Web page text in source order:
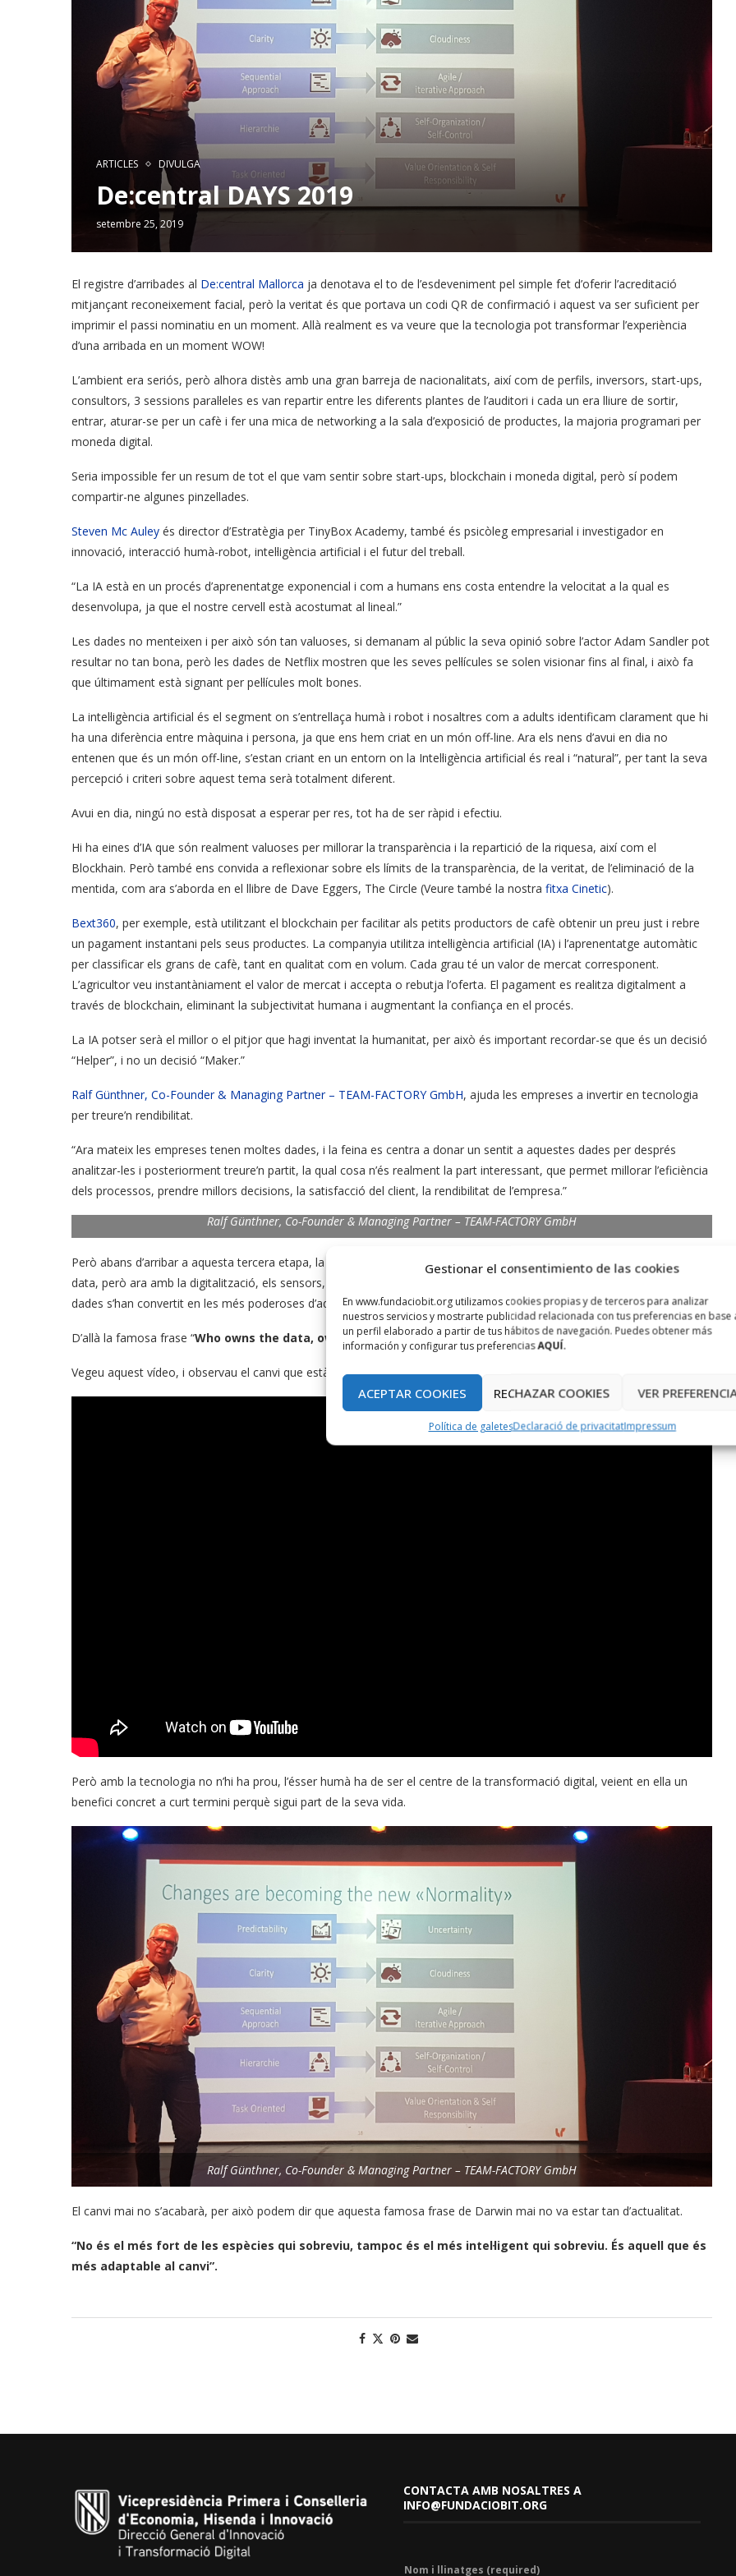
Gestionar el consentimiento de las cookies
En www.fundaciobit.org utilizamos cookies propias y de terceros para analizar
nuestros servicios y mostrarte publicidad relacionada con tus preferencias en base
un perfil elaborado a partir de tus hábitos de navegación. Puedes obtener más
información y configurar tus preferenciasAQUÍ.
ACEPTAR COOKIES RECHAZAR COOKIES VER
Política de galetesDeclaració de privacitatImpressum
ARTICLES DIVULGA
De:central DAYS 2019
setembre 25, 2019
El registre d’arribades al De:central Mallorca ja denotava el to de l’esdeveniment pel simple fet d’oferir l’acreditació
mitjançant reconeixement facial, però la veritat és que portava un codi QR de confirmació i aquest va ser suficient per
imprimir el passi nominatiu en un moment. Allà realment es va veure que la tecnologia pot transformar l’experiència
d’una arribada en un moment WOW!
L’ambient era seriós, però alhora distès amb una gran barreja de nacionalitats, així com de perfils, inversors, start-ups,
consultors, 3 sessions paral·leles es van repartir entre les diferents plantes de l’auditori i cada un era lliure de sortir,
entrar, aturar-se per un cafè i fer una mica de networking a la sala d’exposició de productes, la majoria programari per
moneda digital.
Seria impossible fer un resum de tot el que vam sentir sobre start-ups, blockchain i moneda digital, però sí podem
compartir-ne algunes pinzellades.
Steven Mc Auley és director d’Estratègia per TinyBox Academy, també és psicòleg empresarial i investigador en
innovació, interacció humà-robot, intel·ligència artificial i el futur del treball.
“La IA està en un procés d’aprenentatge exponencial i com a humans ens costa entendre la velocitat a la qual es
desenvolupa, ja que el nostre cervell està acostumat al lineal.”
Les dades no menteixen i per això són tan valuoses, si demanam al públic la seva opinió sobre l’actor Adam Sandler pot
resultar no tan bona, però les dades de Netflix mostren que les seves pel·lícules se solen visionar fins al final, i això fa
que últimament està signant per pel·lícules molt bones.
La intel·ligència artificial és el segment on s’entrellaça humà i robot i nosaltres com a adults identificam clarament que hi
ha una diferència entre màquina i persona, ja que ens hem criat en un món off-line. Ara els nens d’avui en dia no
entenen que és un món off-line, s’estan criant en un entorn on la Intel·ligència artificial és real i “natural”, per tant la seva
percepció i criteri sobre aquest tema serà totalment diferent.
Avui en dia, ningú no està disposat a esperar per res, tot ha de ser ràpid i efectiu.
Hi ha eines d’IA que són realment valuoses per millorar la transparència i la repartició de la riquesa, així com el
Blockhain. Però també ens convida a reflexionar sobre els límits de la transparència, de la veritat, de l’eliminació de la
mentida, com ara s’aborda en el llibre de Dave Eggers, The Circle (Veure també la nostra fitxa Cinetic).
Bext360, per exemple, està utilitzant el blockchain per facilitar als petits productors de cafè obtenir un preu just i rebre
un pagament instantani pels seus productes. La companyia utilitza intel·ligència artificial (IA) i l’aprenentatge automàtic
per classificar els grans de cafè, tant en qualitat com en volum. Cada grau té un valor de mercat corresponent.
L’agricultor veu instantàniament el valor de mercat i accepta o rebutja l’oferta. El pagament es realitza digitalment a
través de blockchain, eliminant la subjectivitat humana i augmentant la confiança en el procés.
La IA potser serà el millor o el pitjor que hagi inventat la humanitat, per això és important recordar-se que és un decisió
“Helper”, i no un decisió “Maker.”
Ralf Günthner, Co-Founder & Managing Partner – TEAM-FACTORY GmbH, ajuda les empreses a invertir en tecnologia
per treure’n rendibilitat.
“Ara mateix les empreses tenen moltes dades, i la feina es centra a donar un sentit a aquestes dades per després
analitzar-les i posteriorment treure’n partit, la qual cosa n’és realment la part interessant, que permet millorar l’eficiència
dels processos, prendre millors decisions, la satisfacció del client, la rendibilitat de l’empresa.”
Ralf Günthner, Co-Founder & Managing Partner – TEAM-FACTORY GmbH
Però abans d’arribar a aquesta tercera etapa, la primera, de recopilació de dades sempre va ser la més tediosa fins a la
data, però ara amb la digitalització, els sensors, les apps podem saber tot de tots. I les empreses que manegen les
dades s’han convertit en les més poderoses d’aquest món.
D’allà la famosa frase “Who owns the data, owns the future ”
Vegeu aquest vídeo, i observau el canvi que està succeint en el món des del 2008.
Però amb la tecnologia no n’hi ha prou, l’ésser humà ha de ser el centre de la transformació digital, veient en ella un
benefici concret a curt termini perquè sigui part de la seva vida.
Ralf Günthner, Co-Founder & Managing Partner – TEAM-FACTORY GmbH
El canvi mai no s’acabarà, per això podem dir que aquesta famosa frase de Darwin mai no va estar tan d’actualitat.
“No és el més fort de les espècies qui sobreviu, tampoc és el més intel·ligent qui sobreviu. És aquell que és
més adaptable al canvi”.
CONTACTA AMB NOSALTRES A
INFO@FUNDACIOBIT.ORG
Nom i llinatges (required)